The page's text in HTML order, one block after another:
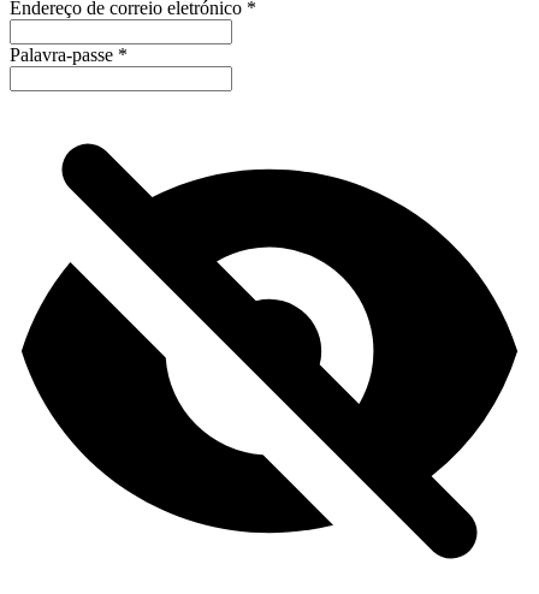
Endereço de correio eletrónico *
Palavra-passe *